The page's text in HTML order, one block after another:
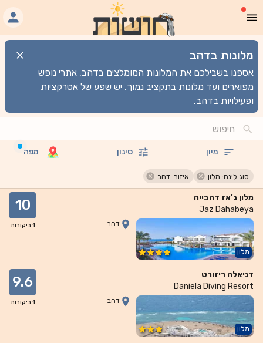
מלונות בדהב
אספנו בשבילכם את המלונות המומלצים בדהב. אתרי נופש
מפוארים ועד מלונות בתקציב נמוך. יש שפע של אטרקציות
ופעילויות בדהב.
מיון סינון מפה
סוג לינה: מלון איזור: דהב
מלון ג’אז דהבייה
Jaz Dahabeya
10
1ביקורות
מלון
דהב
דניאלה ריזורט
Daniela Diving Resort
9.6
1ביקורות
מלון
דהב